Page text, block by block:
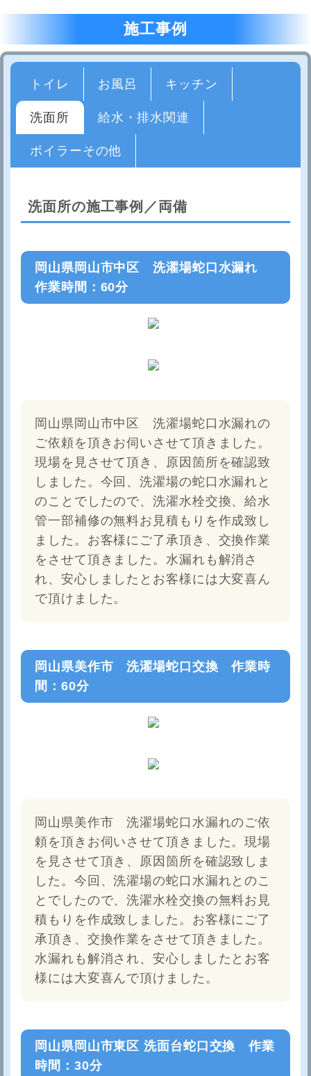
施工事例
トイレ お風呂 キッチン
洗面所 給水・排水関連
ボイラーその他
洗面所の施工事例／両備
岡山県岡山市中区 洗濯場蛇口水漏れ
作業時間：60分
岡山県岡山市中区 洗濯場蛇口水漏れの
ご依頼を頂きお伺いさせて頂きました。
現場を見させて頂き、原因箇所を確認致
しました。今回、洗濯場の蛇口水漏れと
のことでしたので、洗濯水栓交換、給水
管一部補修の無料お見積もりを作成致し
ました。お客様にご了承頂き、交換作業
をさせて頂きました。水漏れも解消さ
れ、安心しましたとお客様には大変喜ん
で頂けました。
岡山県美作市 洗濯場蛇口交換 作業時
間：60分
岡山県美作市 洗濯場蛇口水漏れのご依
頼を頂きお伺いさせて頂きました。現場
を見させて頂き、原因箇所を確認致しま
した。今回、洗濯場の蛇口水漏れとのこ
とでしたので、洗濯水栓交換の無料お見
積もりを作成致しました。お客様にご了
承頂き、交換作業をさせて頂きました。
水漏れも解消され、安心しましたとお客
様には大変喜んで頂けました。
岡山県岡山市東区 洗面台蛇口交換 作業
時間：30分